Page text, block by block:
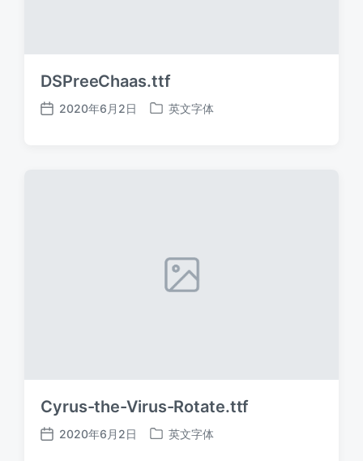
DSPreeChaas.ttf
发
2020年6月2日
发
英文字体
Cyrus-the-Virus-Rotate.ttf
发
2020年6月2日
发
英文字体